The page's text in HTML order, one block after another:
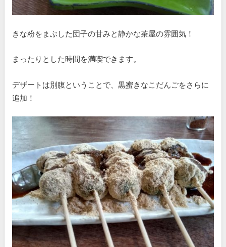
きな粉をまぶした団子の甘みと静かな茶屋の雰囲気！
まったりとした時間を満喫できます。
デザートは別腹ということで、黒蜜きなこだんごをさらに
追加！